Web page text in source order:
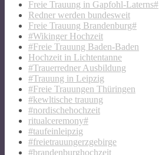
Freie Trauung in Gapfohl-Laterns#
Redner werden bundesweit
Freie Trauung Brandenburg#
#Wikinger Hochzeit
#Freie Trauung Baden-Baden
Hochzeit in Lichtentanne
#Trauerredner Ausbildung
#Trauung in Leipzig
#Freie Trauungen Thüringen
#kewltische trauung
#nordischehochzeit
ritualceremony#
#taufeinleipzig
#freietrauungerzgebirge
#brandenburghochzeit